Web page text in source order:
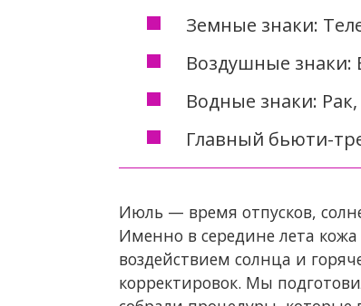
Земные знаки:
Воздушные знаки:
Водные знаки:
Главный бьюти-
Июль — время отпусков,
Именно в середине лета
воздействием солнца и
корректировок. Мы